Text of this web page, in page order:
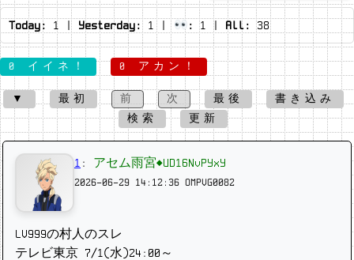
Today: 1 | Yesterday:1 | : 1 | All: 38
0 イイネ！ 0 アカン！
▼ 最初 前 次 最後
書き込み
検索
更新
1 : アセム雨宮◆UD16NvPYxY
2026-06-29 14:12:36 OMPVG0082
LV999の村人のスレ
テレビ東京 7/1(水)24:00～